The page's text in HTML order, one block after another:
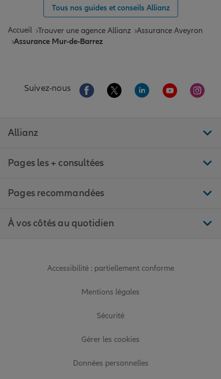
Tous nos guides et conseils Allianz
Accueil Trouver une agence Allianz Assurance Aveyron
Assurance Mur-de-Barrez
Suivez-nous Aller sur la page Facebook de Allianz
Aller sur la page Twitter de
Aller sur la page
Aller sur la
Aller
Allianz
Pages les + consultées
Pages recommandées
À vos côtés au quotidien
Accessibilité : partiellement conforme
Mentions légales
Sécurité
Gérer les cookies
Données personnelles